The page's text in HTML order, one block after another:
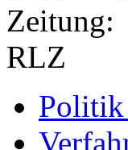
Zeitung:
RLZ